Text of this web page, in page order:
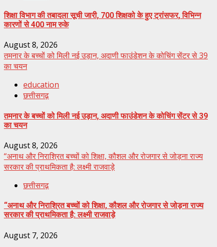
शिक्षा विभाग की तबादला सूची जारी, 700 शिक्षको के हुए ट्रांसफर, विभिन्न
कारणों से 400 नाम रुके
August 8, 2026
तमनार के बच्चों को मिली नई उड़ान, अदाणी फाउंडेशन के कोचिंग सेंटर से 39
का चयन
education
छत्तीसगढ़
तमनार के बच्चों को मिली नई उड़ान, अदाणी फाउंडेशन के कोचिंग सेंटर से 39
का चयन
August 8, 2026
“अनाथ और निराश्रित बच्चों को शिक्षा, कौशल और रोजगार से जोड़ना राज्य
सरकार की प्राथमिकता है: लक्ष्मी राजवाड़े
छत्तीसगढ़
“अनाथ और निराश्रित बच्चों को शिक्षा, कौशल और रोजगार से जोड़ना राज्य
सरकार की प्राथमिकता है: लक्ष्मी राजवाड़े
August 7, 2026